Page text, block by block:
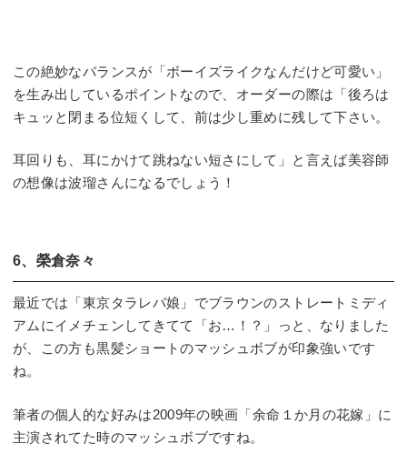
この絶妙なバランスが「ボーイズライクなんだけど可愛い」
を生み出しているポイントなので、オーダーの際は「後ろは
キュッと閉まる位短くして、前は少し重めに残して下さい。
耳回りも、耳にかけて跳ねない短さにして」と言えば美容師
の想像は波瑠さんになるでしょう！
6、榮倉奈々
最近では「東京タラレバ娘」でブラウンのストレートミディ
アムにイメチェンしてきてて「お…！？」っと、なりました
が、この方も黒髪ショートのマッシュボブが印象強いです
ね。
筆者の個人的な好みは2009年の映画「余命１か月の花嫁」に
主演されてた時のマッシュボブですね。